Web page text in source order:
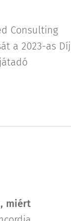
Consulting
a 2023-as Díj
miért